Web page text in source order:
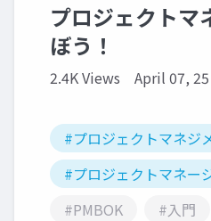
プロジェクトマ
ぼう！
2.4K Views April 07, 25
#プロジェクトマネジ
#プロジェクトマネー
#PMBOK
#入門